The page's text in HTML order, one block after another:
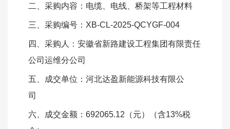
二、采购内容：电缆、电线、桥架等工程材料
三、采购编号：XB-CL-2025-QCYGF-004
四、采购人：安徽省新路建设工程集团有限责任
公司运维分公司
五、成交单位：河北达盈新能源科技有限公
司
六、成交金额：692065.12（元）（含13%税